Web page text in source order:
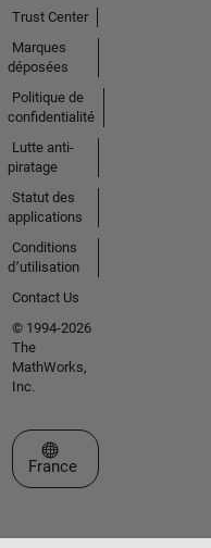
Trust Center
Marques
déposées
Politique de
confidentialité
Lutte anti-
piratage
Statut des
applications
Conditions
d՚utilisation
Contact Us
© 1994-2026
The
MathWorks,
Inc.
Sélectionner un site web
France